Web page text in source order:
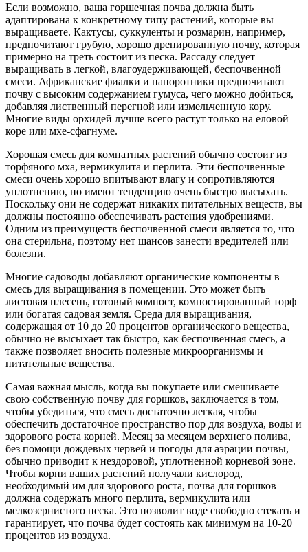
Если возможно, ваша горшечная почва должна быть
адаптирована к конкретному типу растений, которые вы
выращиваете. Кактусы, суккуленты и розмарин, например,
предпочитают грубую, хорошо дренированную почву, которая
примерно на треть состоит из песка. Рассаду следует
выращивать в легкой, влагоудерживающей, беспочвенной
смеси. Африканские фиалки и папоротники предпочитают
почву с высоким содержанием гумуса, чего можно добиться,
добавляя лиственный перегной или измельченную кору.
Многие виды орхидей лучше всего растут только на еловой
коре или мхе-сфагнуме.
Хорошая смесь для комнатных растений обычно состоит из
торфяного мха, вермикулита и перлита. Эти беспочвенные
смеси очень хорошо впитывают влагу и сопротивляются
уплотнению, но имеют тенденцию очень быстро высыхать.
Поскольку они не содержат никаких питательных веществ, вы
должны постоянно обеспечивать растения удобрениями.
Одним из преимуществ беспочвенной смеси является то, что
она стерильна, поэтому нет шансов занести вредителей или
болезни.
Многие садоводы добавляют органические компоненты в
смесь для выращивания в помещении. Это может быть
листовая плесень, готовый компост, компостированный торф
или богатая садовая земля. Среда для выращивания,
содержащая от 10 до 20 процентов органического вещества,
обычно не высыхает так быстро, как беспочвенная смесь, а
также позволяет вносить полезные микроорганизмы и
питательные вещества.
Самая важная мысль, когда вы покупаете или смешиваете
свою собственную почву для горшков, заключается в том,
чтобы убедиться, что смесь достаточно легкая, чтобы
обеспечить достаточное пространство пор для воздуха, воды и
здорового роста корней. Месяц за месяцем верхнего полива,
без помощи дождевых червей и погоды для аэрации почвы,
обычно приводит к нездоровой, уплотненной корневой зоне.
Чтобы корни ваших растений получали кислород,
необходимый им для здорового роста, почва для горшков
должна содержать много перлита, вермикулита или
мелкозернистого песка. Это позволит воде свободно стекать и
гарантирует, что почва будет состоять как минимум на 10-20
процентов из воздуха.